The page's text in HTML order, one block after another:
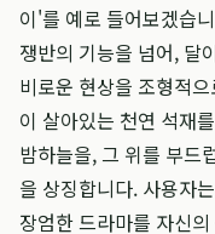
이'를 예로 들어보겠습
쟁반의 기능을 넘어, 달
비로운 현상을 조형적
이 살아있는 천연 석재
밤하늘을, 그 위를 부드
을 상징합니다. 사용자
장엄한 드라마를 자신